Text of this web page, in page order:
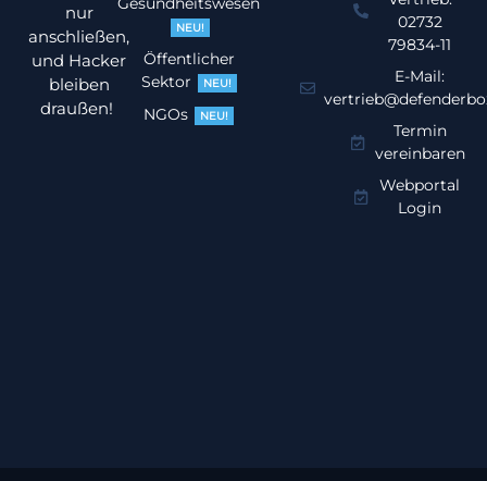
nur
anschließen,
und Hacker
bleiben
draußen!
NEU!
Öffentlicher
Sektor
NEU!
NGOs NEU!
02732
79834-11
E-Mail:
Termin
vereinbaren
Webportal
Login